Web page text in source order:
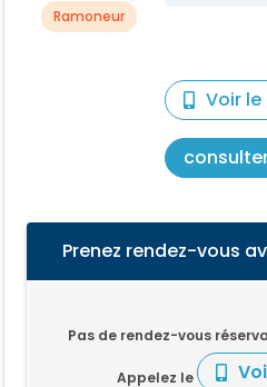
Ramoneur
Voir
Prenez rendez-vous
Pas de rendez-vous
Appelez le